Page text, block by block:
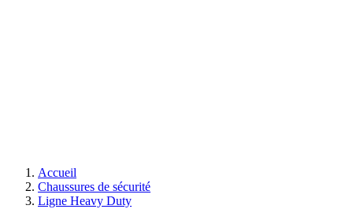
Accueil
Chaussures de sécurité
Ligne Heavy Duty